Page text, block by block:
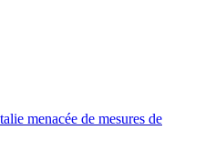
menacée de mesures de